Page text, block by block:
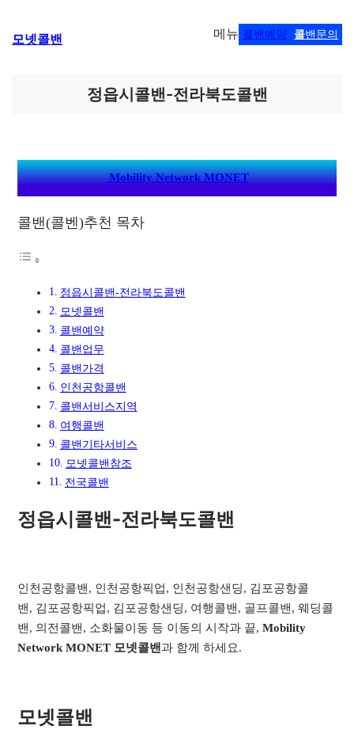
텐
모넷콜밴 메뉴 콜밴예약 콜밴문의
정읍시콜밴-전라북도콜밴
Mobility Network MONET
콜밴(콜벤)추천 목차
정읍시콜밴-전라북도콜밴
모넷콜밴
콜밴예약
콜밴업무
콜밴가격
인천공항콜밴
콜밴서비스지역​
여행콜밴​
콜밴기타서비스​
모넷콜밴참조
전국콜밴
정읍시콜밴-전라북도콜밴
인천공항콜밴, 인천공항픽업, 인천공항샌딩, 김포공항콜
밴, 김포공항픽업, 김포공항샌딩, 여행콜밴, 골프콜밴, 웨딩콜
밴, 의전콜밴, 소화물이동 등 이동의 시작과 끝,Mobility
Network MONET 모넷콜밴과 함께 하세요.
모넷콜밴